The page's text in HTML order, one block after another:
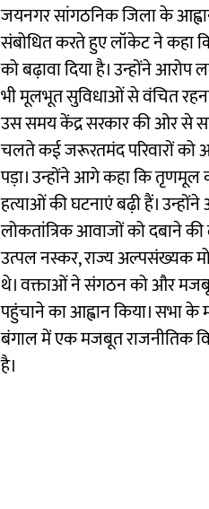
जयनगर सांगठनिक जिला के
संबोधित करते हुए लॉकेट ने कहा
को बढ़ावा दिया है। उन्होंने
भी मूलभूत सुविधाओं से वंचित
उस समय केंद्र सरकार की ओर से
चलते कई जरूरतमंद परिवारों को
पड़ा। उन्होंने आगे कहा कि तृणमूल
हत्याओं की घटनाएं बढ़ी हैं।
लोकतांत्रिक आवाजों को दबाने
उत्पल नस्कर, राज्य अल्पसंख्यक
थे। वक्ताओं ने संगठन को और
पहुंचाने का आह्वान किया। सभा
बंगाल में एक मजबूत राजनीतिक
है।